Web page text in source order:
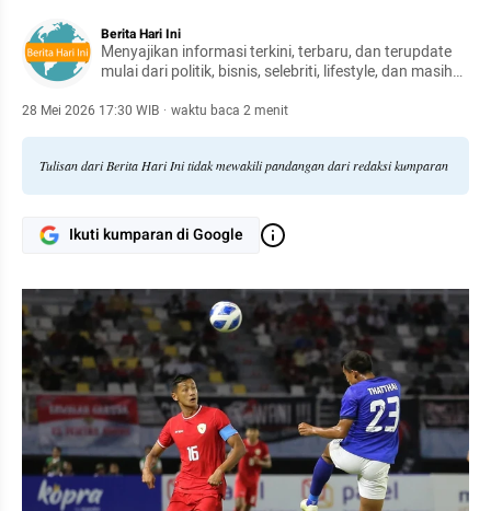
Berita Hari Ini
Menyajikan informasi terkini, terbaru, dan terupdate
mulai dari politik, bisnis, selebriti, lifestyle, dan masih
28 Mei 2026 17:30 WIB · waktu baca 2 menit
Tulisan dari Berita Hari Ini tidak mewakili pandangan dari redaksi kumparan
Ikuti kumparan di Google